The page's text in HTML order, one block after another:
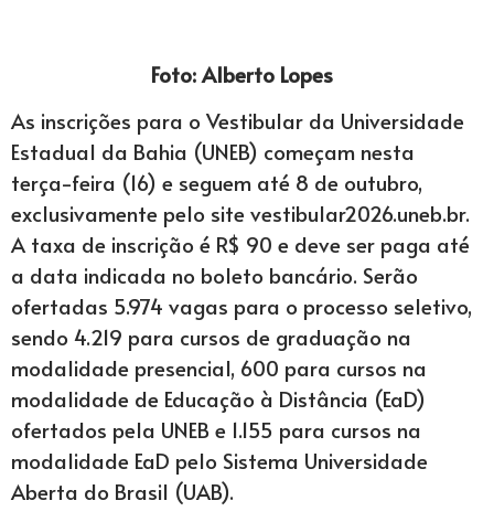
Foto: Alberto Lopes
As inscrições para o Vestibular da Universidade
Estadual da Bahia (UNEB) começam nesta
terça-feira (16) e seguem até 8 de outubro,
exclusivamente pelo site vestibular2026.uneb.br.
A taxa de inscrição é R$ 90 e deve ser paga até
a data indicada no boleto bancário. Serão
ofertadas 5.974 vagas para o processo seletivo,
sendo 4.219 para cursos de graduação na
modalidade presencial, 600 para cursos na
modalidade de Educação à Distância (EaD)
ofertados pela UNEB e 1.155 para cursos na
modalidade EaD pelo Sistema Universidade
Aberta do Brasil (UAB).